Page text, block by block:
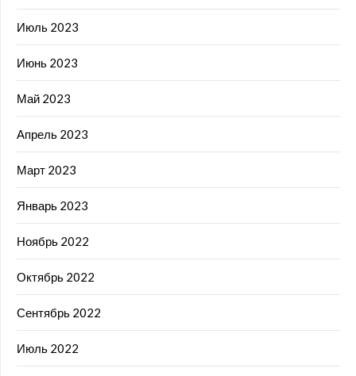
Июль 2023
Июнь 2023
Май 2023
Апрель 2023
Март 2023
Январь 2023
Ноябрь 2022
Октябрь 2022
Сентябрь 2022
Июль 2022